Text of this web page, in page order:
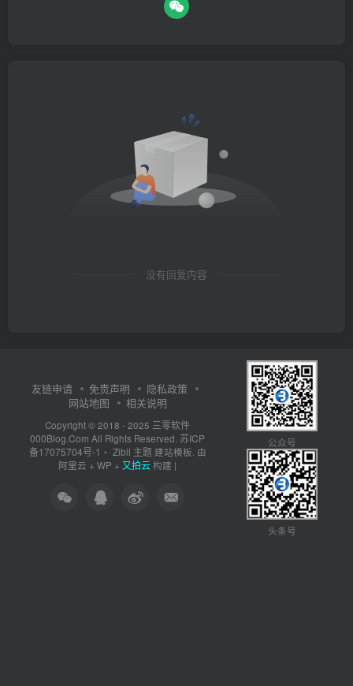
没有回复内容
友链申请 免责声明
隐私政策
网站地图
相关说明
Copyright © 2018 - 2025 三零软件
000Blog.Com All Rights Reserved. 苏ICP
备17075704号-1 ・ Zibll 主题建站模板. 由
阿里云 + WP + 又拍云构建 |
公众号
头条号